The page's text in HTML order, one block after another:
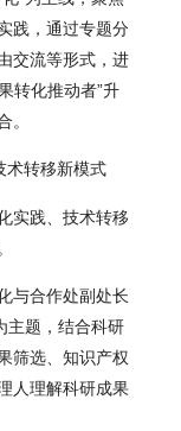
践，通过专题分
交流等形式，进
转化推动者”升
。
术转移新模式
实践、技术转移
与合作处副处长
主题，结合科研
筛选、知识产权
人理解科研成果